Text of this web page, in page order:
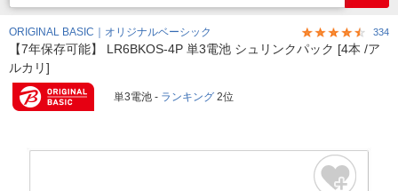
ORIGINAL BASIC｜オリジナルベーシック 334
【7年保存可能】 LR6BKOS-4P 単3電池 シュリンクパック [4本 /ア
ルカリ]
単3電池 - ランキング 2位